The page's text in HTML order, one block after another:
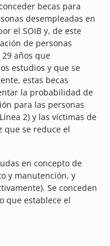
becas para
desempleadas en
el SOIB y, de este
de personas
años que
estudios y que se
estas becas
la probabilidad de
para las personas
2) y las víctimas de
que se reduce el
en concepto de
y manutención, y
Se conceden
que establece el